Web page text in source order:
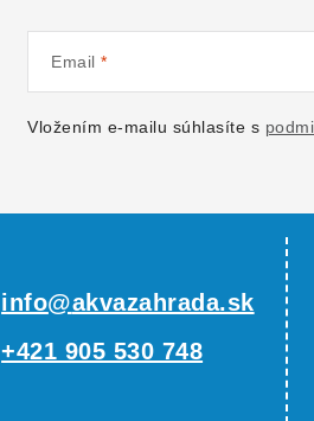
Email
Vložením e-mailu súhlasíte s
info@akvazahrada.sk
+421 905 530 748